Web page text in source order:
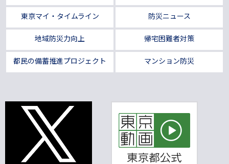
東京マイ・タイムライン 防災ニュース
地域防災力向上 帰宅困難者対策
都民の備蓄推進プロジェクト マンション防災